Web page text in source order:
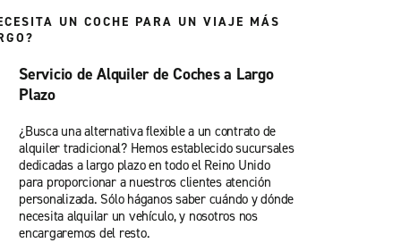
UN COCHE PARA UN VIAJE MÁS
Servicio de Alquiler de Coches a Largo
Plazo
¿Busca una alternativa flexible a un contrato de
alquiler tradicional? Hemos establecido sucursales
dedicadas a largo plazo en todo el Reino Unido
para proporcionar a nuestros clientes atención
personalizada. Sólo háganos saber cuándo y dónde
necesita alquilar un vehículo, y nosotros nos
encargaremos del resto.